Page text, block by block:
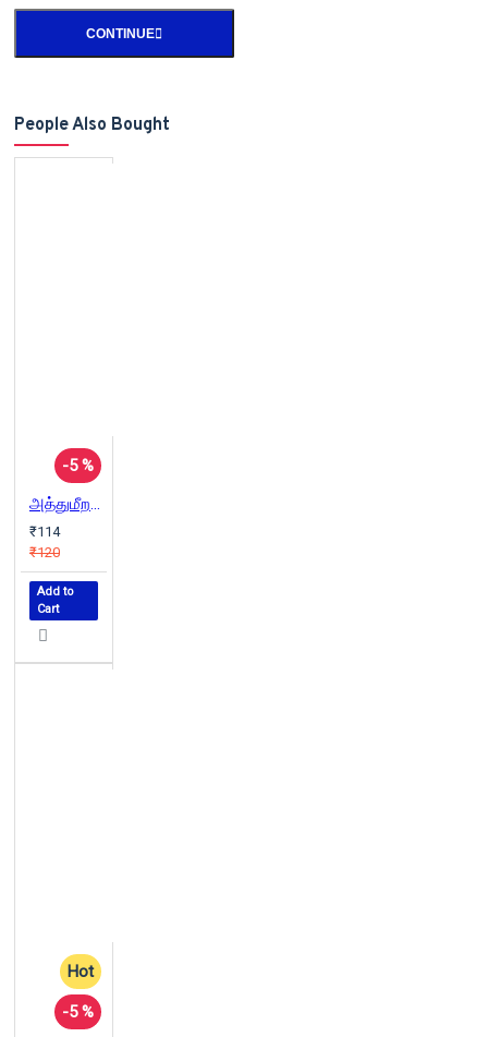
CONTINUE
People Also Bought
-5 %
அத்துமீறல் (பாரதி புத்தகாலயம்)
₹114
₹120
Add to
Cart
Hot
-5 %